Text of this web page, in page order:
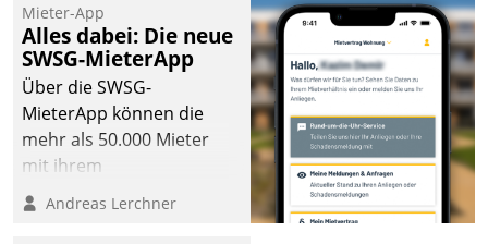
Mieter-App
Alles dabei: Die neue
SWSG-MieterApp
Über die SWSG-
MieterApp können die
mehr als 50.000 Mieter
mit ihrem
Wohnungsunternehmen
kommunizieren, auf dem
Andreas Lerchner